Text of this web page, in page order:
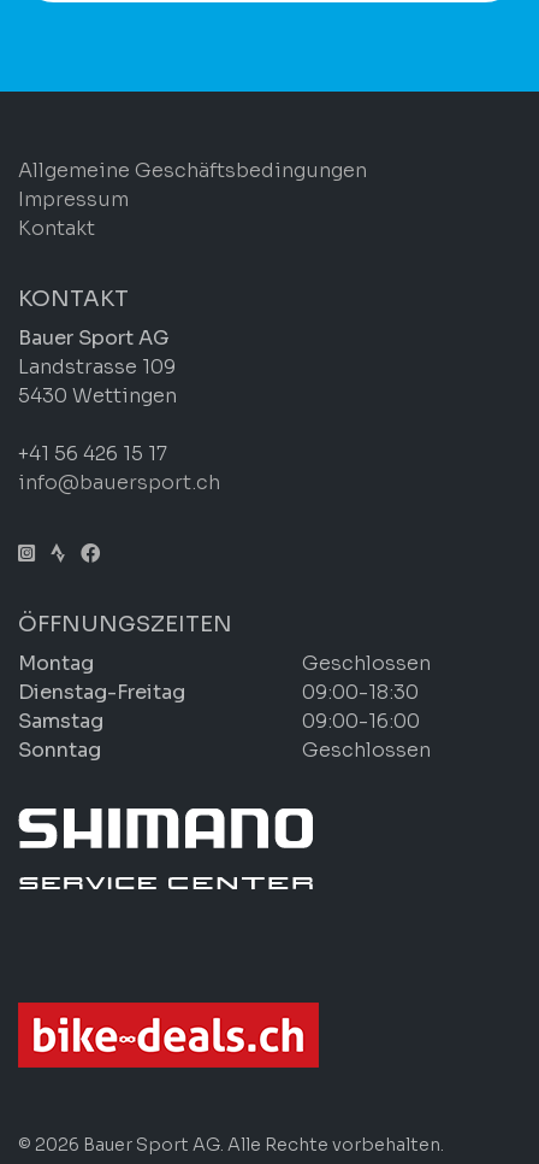
Allgemeine Geschäftsbedingungen
Impressum
Kontakt
KONTAKT
Bauer Sport AG
Landstrasse 109
5430 Wettingen
+41 56 426 15 17
info@bauersport.ch
ÖFFNUNGSZEITEN
Montag
Geschlossen
Dienstag-Freitag
09:00-18:30
Samstag
09:00-16:00
Sonntag
Geschlossen
© 2026 Bauer Sport AG. Alle Rechte vorbehalten.